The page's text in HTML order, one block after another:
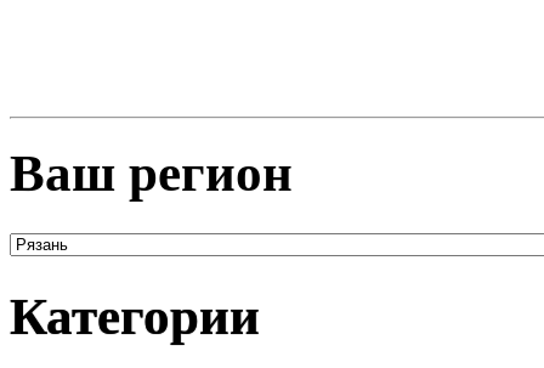
Ваш регион
Категории